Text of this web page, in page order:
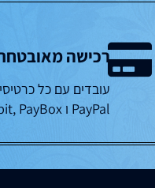
רכישה
עובדים עם כל
PayPal ו bit, PayBox